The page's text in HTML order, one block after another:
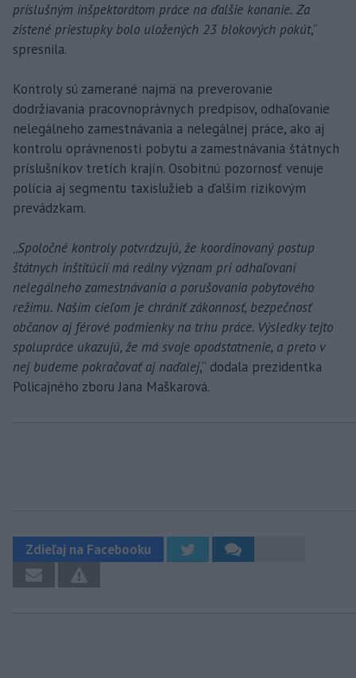
príslušným inšpektorátom práce na ďalšie konanie. Za
zistené priestupky bolo uložených 23 blokových pokút,“
spresnila.
Kontroly sú zamerané najmä na preverovanie
dodržiavania pracovnoprávnych predpisov, odhaľovanie
nelegálneho zamestnávania a nelegálnej práce, ako aj
kontrolu oprávnenosti pobytu a zamestnávania štátnych
príslušníkov tretích krajín. Osobitnú pozornosť venuje
polícia aj segmentu taxislužieb a ďalším rizikovým
prevádzkam.
„Spoločné kontroly potvrdzujú, že koordinovaný postup
štátnych inštitúcií má reálny význam pri odhaľovaní
nelegálneho zamestnávania a porušovania pobytového
režimu. Naším cieľom je chrániť zákonnosť, bezpečnosť
občanov aj férové podmienky na trhu práce. Výsledky tejto
spolupráce ukazujú, že má svoje opodstatnenie, a preto v
nej budeme pokračovať aj naďalej,“ dodala prezidentka
Policajného zboru Jana Maškarová.
Zdieľaj na Facebooku